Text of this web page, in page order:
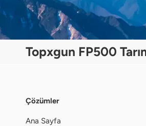
Topxgun FP500
Çözümler
Ana Sayfa